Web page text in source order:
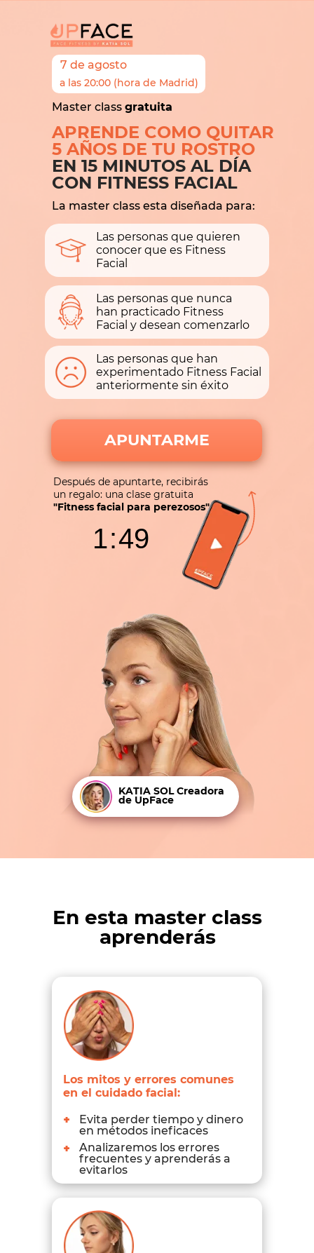
APRENDE COMO QUITAR
5 AÑOS DE TU ROSTRO
EN 15 MINUTOS AL DÍA
CON FITNESS FACIAL
Master class gratuita
La master class esta diseñada para:
Las personas que quieren
conocer que es Fitness
Facial
Después de apuntarte, recibirás
un regalo: una clase gratuita
"Fitness facial para perezosos"
a las 20:00 (hora de Madrid)
KATIA SOL Creadora
de UpFace
APUNTARME
Las personas que nunca
han practicado Fitness
Facial y desean comenzarlo
Las personas que han
experimentado Fitness Facial
anteriormente sin éxito
1:49
7 de agosto
En esta master class
aprenderás
+
Analizaremos los errores
frecuentes y aprenderás a
evitarlos
+
Evita perder tiempo y dinero
en métodos ineficaces
Los mitos y errores comunes
en el cuidado facial: